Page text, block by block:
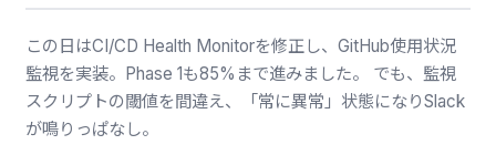
この日はCI/CD Health Monitorを修正し、GitHub使用状況
監視を実装。Phase 1も85%まで進みました。 でも、監視
スクリプトの閾値を間違え、「常に異常」状態になりSlack
が鳴りっぱなし。